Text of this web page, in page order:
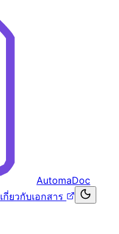
AutomaDoc
เกี่ยวกับเอกสาร